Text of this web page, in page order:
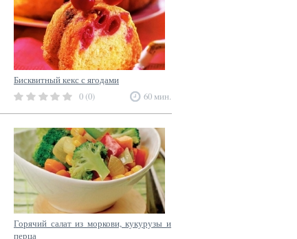
Бисквитный кекс с ягодами
0 (0)
60 мин.
Горячий салат из моркови, кукурузы и
перца